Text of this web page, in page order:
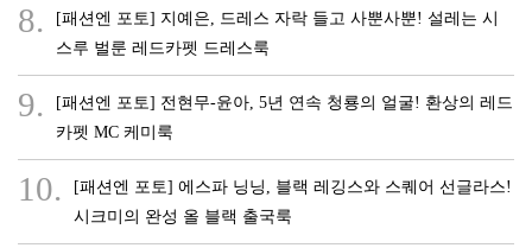
8.
[패션엔 포토] 지예은, 드레스 자락 들고 사뿐사뿐! 설레는 시
스루 벌룬 레드카펫 드레스룩
9.
[패션엔 포토] 전현무-윤아, 5년 연속 청룡의 얼굴! 환상의 레드
카펫 MC 케미룩
10.
[패션엔 포토] 에스파 닝닝, 블랙 레깅스와 스퀘어 선글라스!
시크미의 완성 올 블랙 출국룩